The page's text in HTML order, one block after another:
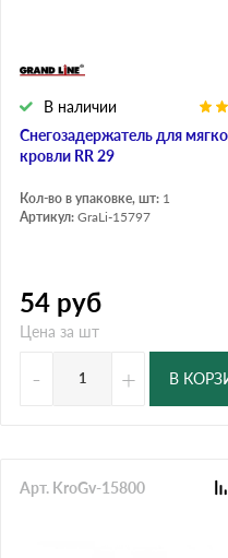
Снегозадержатель для
кровли RR 29
В наличии
Кол-во в упаковке, шт: 1
Артикул: GraLi-15797
54 руб
Цена за шт
- + В
Арт. KroGv-15800